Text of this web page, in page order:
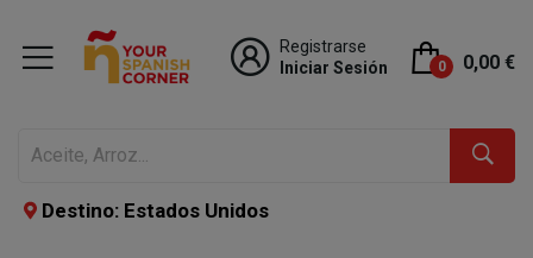
Registrarse
Iniciar Sesión
0 0,00 €
Destino: Estados Unidos